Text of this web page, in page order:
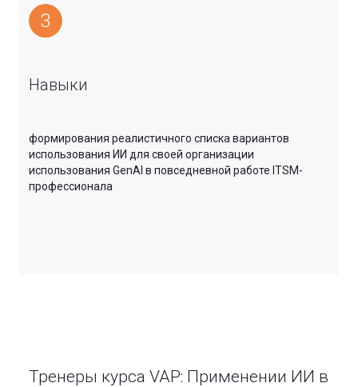
3
Навыки
формирования реалистичного списка вариантов
использования ИИ для своей организации
использования GenAI в повседневной работе ITSM-
профессионала
Тренеры курса VAP: Применении ИИ в